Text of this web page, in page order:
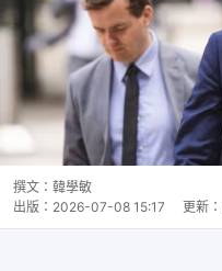
撰文： 韓學敏
出版： 2026-07-08 15:17 更新：